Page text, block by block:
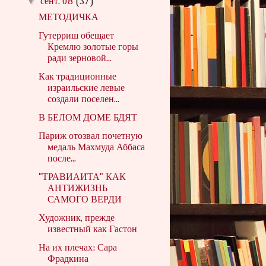
МЕТОДИЧКА
Гутерриш обещает
Кремлю золотые горы
ради зерновой...
Как традиционные
израильские левые
создали поселен...
В БЕЛОМ ДОМЕ БДЯТ
Париж отозвал почетную
медаль Махмуда Аббаса
после...
"ТРАВИАИТА" КАК
АНТИЖИЗНЬ
САМОГО ВЕРДИ
Художник, прежде
известный как Гастон
На их плечах: Сара
Фрадкина